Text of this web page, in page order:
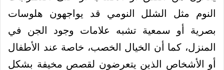
النوم مثل الشلل النومي قد يواجهون هلوسات
بصرية أو سمعية تشبه علامات وجود الجن في
المنزل، كما أن الخيال الخصب، خاصة عند الأطفال
أو الأشخاص الذين يتعرضون لقصص مخيفة بشكل